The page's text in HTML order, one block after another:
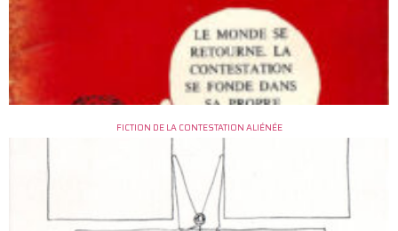
FICTION DE LA CONTESTATION ALIÉNÉE